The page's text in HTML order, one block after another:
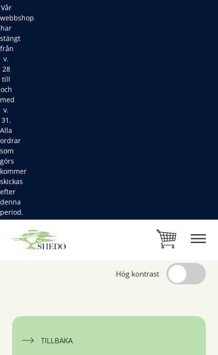
Vår
webbshop
har
stängt
från
v.
28
till
och
med
v.
31.
Alla
ordrar
som
görs
kommer
skickas
efter
denna
period.
Hög kontrast
TILLBAKA